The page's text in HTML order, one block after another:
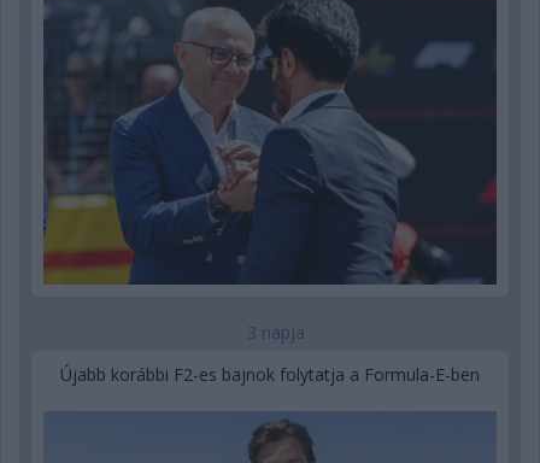
3 napja
Újabb korábbi F2-es bajnok folytatja a Formula-E-ben